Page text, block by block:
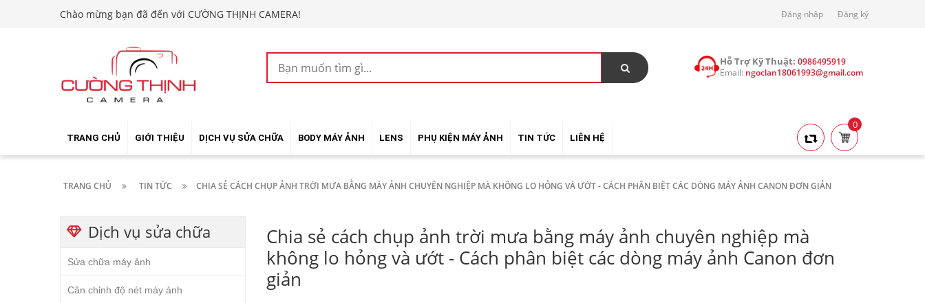
Chào mừng bạn đã đến với CƯỜNG THỊNH CAMERA! Đăng nhập Đăng ký
Hỗ Trợ Kỹ Thuật:0986495919
Email: ngoclan18061993@gmail.com
TRANG CHỦ GIỚI THIỆU DỊCH VỤ SỬA CHỮA BODY MÁY ẢNH LENS PHỤ KIỆN MÁY ẢNH TIN TỨC LIÊN HỆ
0
TRANG CHỦ TIN TỨC CHIA SẺ CÁCH CHỤP ẢNH TRỜI MƯA BẰNG MÁY ẢNH CHUYÊN NGHIỆP MÀ KHÔNG LO HỎNG VÀ ƯỚT - CÁCH PHÂN BIỆT CÁC DÒNG MÁY ẢNH CANON ĐƠN GIẢN
Dịch vụ sửa chữa
Sửa chữa máy ảnh
Cân chỉnh độ nét máy ảnh
Chia sẻ cách chụp ảnh trời mưa bằng máy ảnh chuyên nghiệp mà
không lo hỏng và ướt - Cách phân biệt các dòng máy ảnh Canon đơn
giản